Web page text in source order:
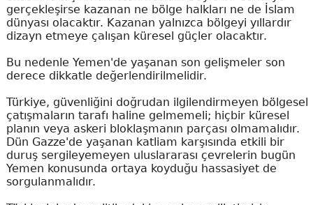
gerçekleşirse kazanan ne bölge halkları ne de İslam
dünyası olacaktır. Kazanan yalnızca bölgeyi yıllardır
dizayn etmeye çalışan küresel güçler olacaktır.
Bu nedenle Yemen'de yaşanan son gelişmeler son
derece dikkatle değerlendirilmelidir.
Türkiye, güvenliğini doğrudan ilgilendirmeyen bölgesel
çatışmaların tarafı haline gelmemeli; hiçbir küresel
planın veya askeri bloklaşmanın parçası olmamalıdır.
Dün Gazze'de yaşanan katliam karşısında etkili bir
duruş sergileyemeyen uluslararası çevrelerin bugün
Yemen konusunda ortaya koyduğu hassasiyet de
sorgulanmalıdır.